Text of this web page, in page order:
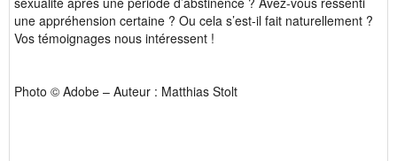
une appréhension certaine ? Ou cela s’est-il fait naturellement ?
Vos témoignages nous intéressent !
Photo © Adobe – Auteur : Matthias Stolt